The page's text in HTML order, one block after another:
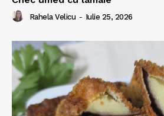
Rahela Velicu - Iulie 25, 2026